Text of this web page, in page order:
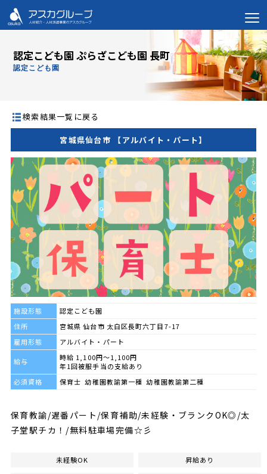
認定こども園 ぷらざこども園 長町
認定こども園
検索結果一覧に戻る
宮城県仙台市 【アルバイト・パート】
施設形態
認定こども園
住所
宮城県 仙台市 太白区長町六丁目7-17
雇用形態
アルバイト・パート
給与
時給 1,100円～1,100円
年1回被服手当の支給あり
必須資格
保育士 幼稚園教諭第一種 幼稚園教諭第二種
保育教諭/遅番パート/保育補助/未経験・ブランクOK◎/太
子堂駅チカ！/無料駐車場完備☆彡
未経験OK 昇給あり